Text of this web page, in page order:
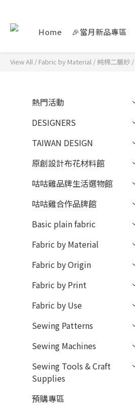
Home 🎉當月新品專區
View All / Fabric by Material / 純棉二層紗 /
熱門活動
DESIGNERS
TAIWAN DESIGN
原創設計布花材料館
咕咕雞品牌生活選物館
咕咕雞合作品牌館
Basic plain fabric
Fabric by Material
Fabric by Origin
Fabric by Print
Fabric by Use
Sewing Patterns
Sewing Machines
Sewing Tools & Craft
Supplies
預購專區